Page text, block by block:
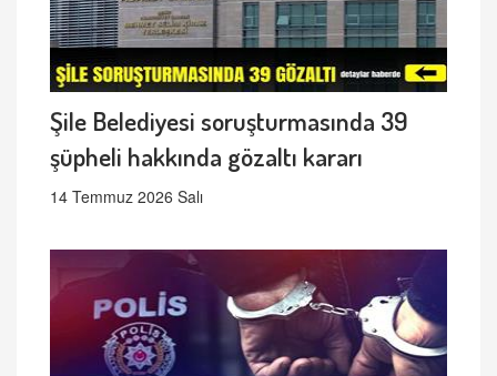
Şile Belediyesi soruşturmasında 39
şüpheli hakkında gözaltı kararı
14 Temmuz 2026 Salı